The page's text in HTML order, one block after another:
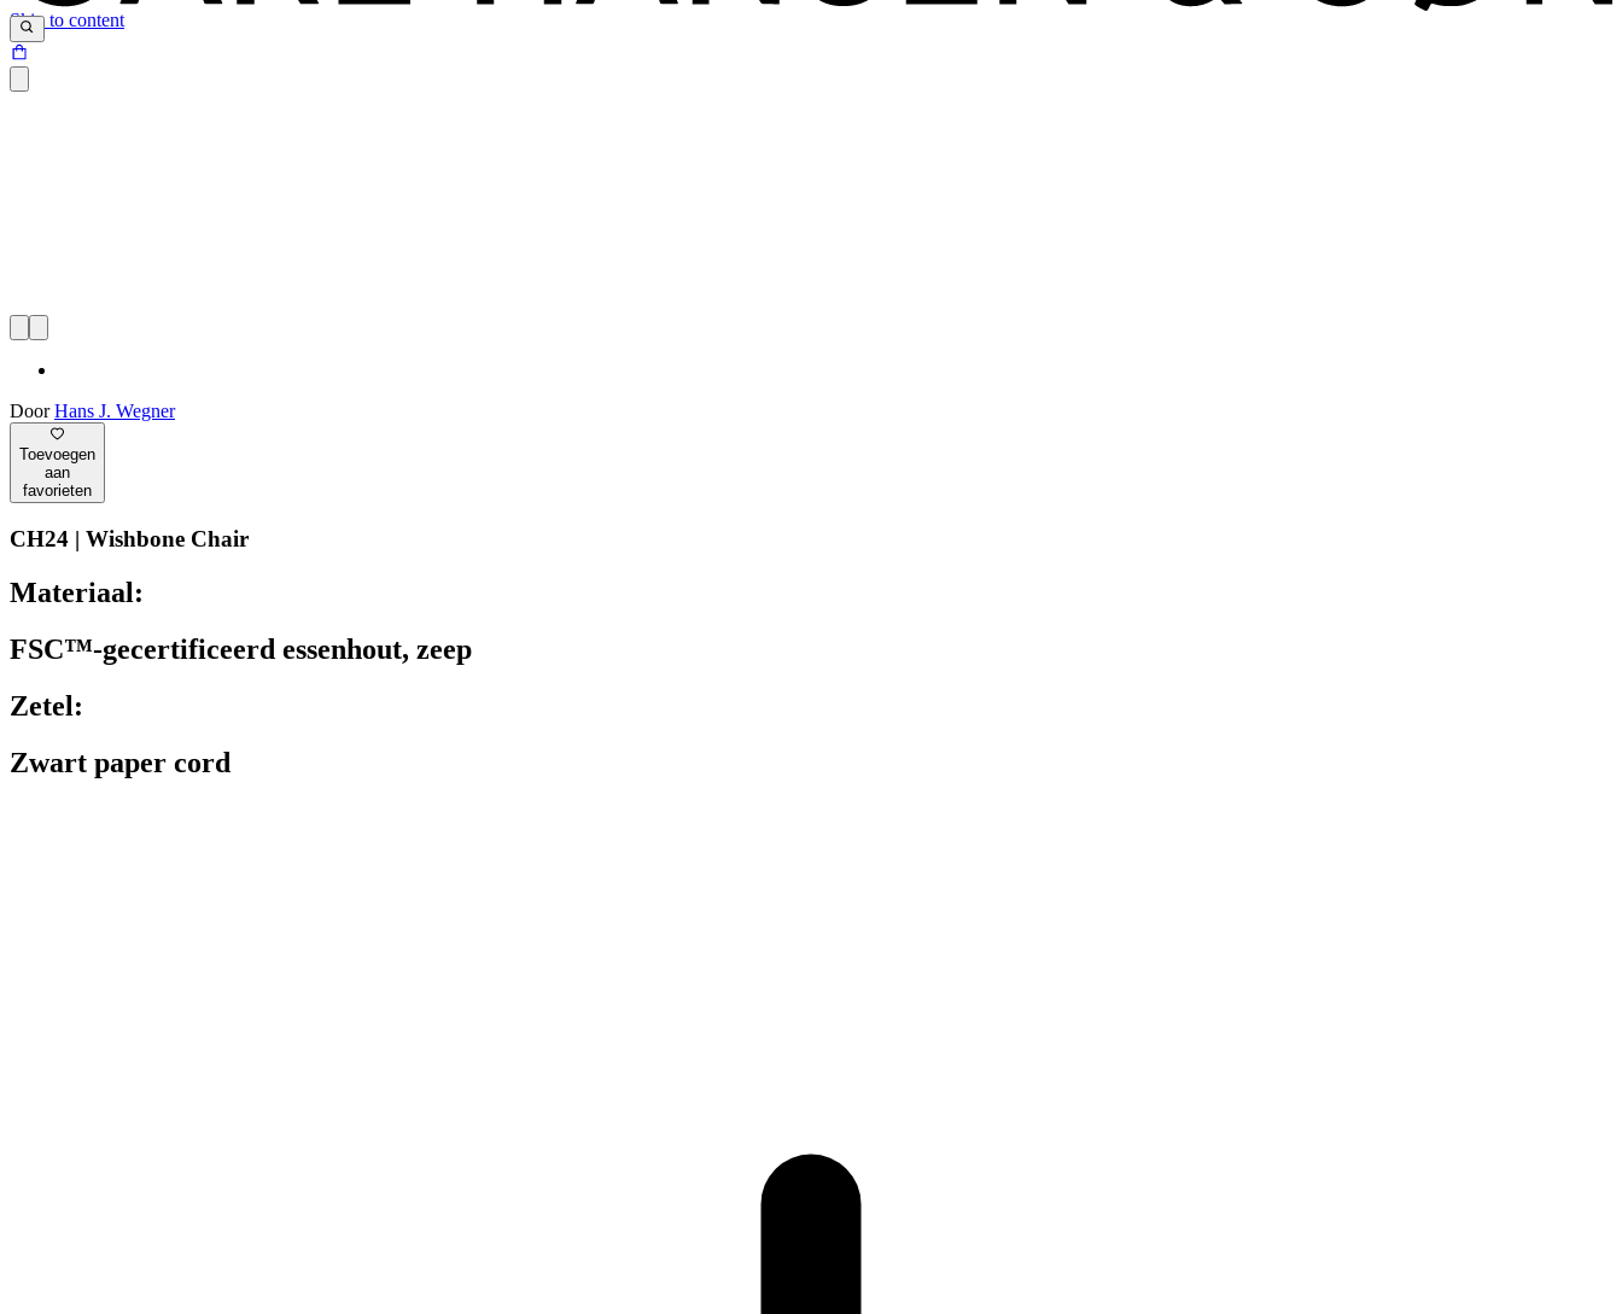
Skip to content
DoorHans J. Wegner
Toevoegen
aan
favorieten
CH24 | Wishbone Chair
Materiaal:
FSC™-gecertificeerd essenhout, zeep
Zetel:
Zwart paper cord